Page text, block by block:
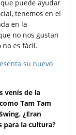
puede ayudar
tenemos en el
en la
no nos gustan
no es fácil.
venís de la
Tam Tam
¿Eran
para la cultura?